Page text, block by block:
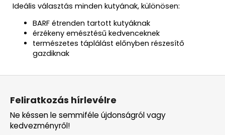
Ideális választás minden kutyának, különösen:
BARF étrenden tartott kutyáknak
érzékeny emésztésű kedvenceknek
természetes táplálást előnyben részesítő
gazdiknak
L
Feliratkozás hírlevélre
Ne késsen le semmiféle újdonságról vagy
kedvezményről!